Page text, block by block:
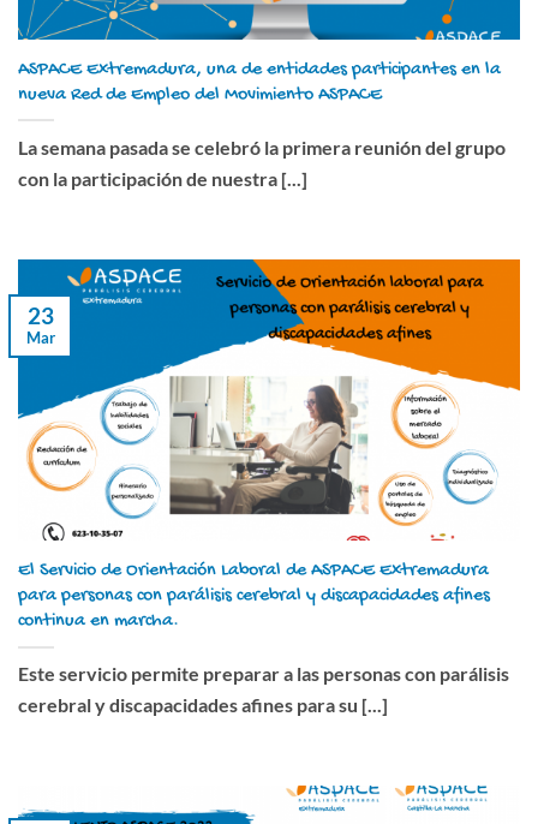
ASPACE Extremadura, una de entidades participantes en la
nueva Red de Empleo del Movimiento ASPACE
La semana pasada se celebró la primera reunión del grupo
con la participación de nuestra [...]
El Servicio de Orientación Laboral de ASPACE Extremadura
para personas con parálisis cerebral y discapacidades afines
continua en marcha.
Este servicio permite preparar a las personas con parálisis
cerebral y discapacidades afines para su [...]
23
Mar